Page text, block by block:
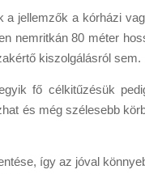
jellemzők a kórházi
nemritkán 80 méter
kiszolgálásról sem.
fő célkitűzésük
és még szélesebb
így az jóval